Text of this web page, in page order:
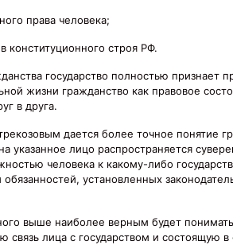
права человека;
конституционного строя РФ.
государство полностью признает
жизни гражданство как правовое
в друга.
дается более точное понятие
указанное лицо распространяется
человека к какому-либо
обязанностей, установленных
выше наиболее верным будет
связь лица с государством и состоящую